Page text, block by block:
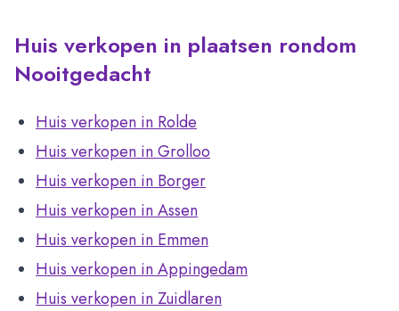
Huis verkopen in plaatsen rondom
Nooitgedacht
Huis verkopen in Rolde
Huis verkopen in Grolloo
Huis verkopen in Borger
Huis verkopen in Assen
Huis verkopen in Emmen
Huis verkopen in Appingedam
Huis verkopen in Zuidlaren